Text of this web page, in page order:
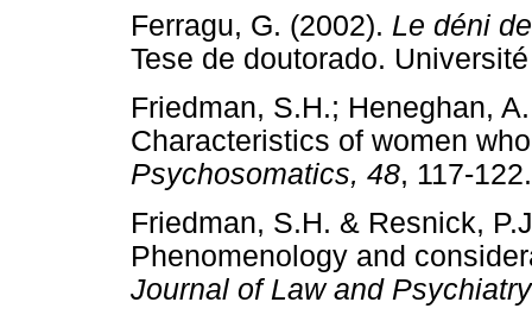
Ferragu, G. (2002). Le déni
Tese de doutorado.
Friedman, S.H.; Heneghan,
Characteristics of women
Psychosomatics, 48, 117-
Friedman, S.H. & Resnick,
Phenomenology and
Journal of Law and Psychiatry